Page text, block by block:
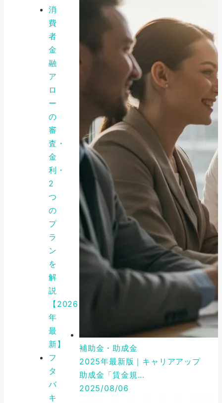
消
費
者
金
融
ア
ロ
ー
の
審
査・
金
利・
2
つ
の
プ
ラ
ン
を
解
説
【2026
年
最
新】
フ
タ
バ
キ
補助金・助成金
2025年最新版｜キャリアアップ
助成金「賃金規...
2025/08/06